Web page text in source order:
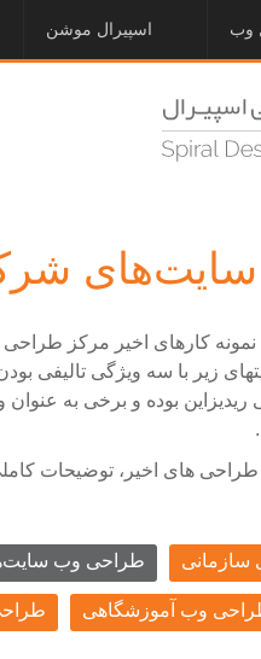
وب اسپیرال موشن
کارهای اخیر مرکز
زیر با سه ویژگی تالیفی
ریدیزاین بوده و برخی به
های اخیر، توضیحات
سازمانی طراحی وب
وب آموزشگاهی